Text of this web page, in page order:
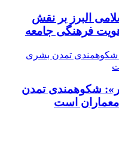
البرز بر نقش
فرهنگی جامعه
شکوهمندی تمدن
است